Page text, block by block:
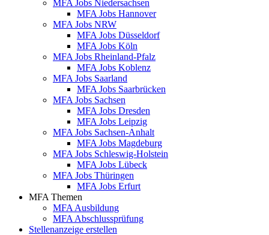
MFA Jobs Niedersachsen
MFA Jobs Hannover
MFA Jobs NRW
MFA Jobs Düsseldorf
MFA Jobs Köln
MFA Jobs Rheinland-Pfalz
MFA Jobs Koblenz
MFA Jobs Saarland
MFA Jobs Saarbrücken
MFA Jobs Sachsen
MFA Jobs Dresden
MFA Jobs Leipzig
MFA Jobs Sachsen-Anhalt
MFA Jobs Magdeburg
MFA Jobs Schleswig-Holstein
MFA Jobs Lübeck
MFA Jobs Thüringen
MFA Jobs Erfurt
MFA Themen
MFA Ausbildung
MFA Abschlussprüfung
Stellenanzeige erstellen